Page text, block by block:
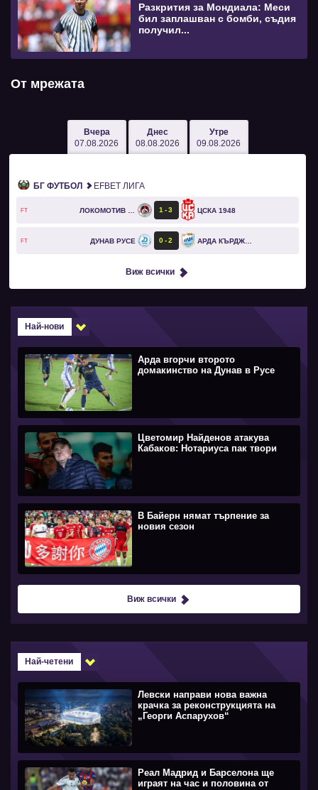
Разкрития за Мондиала: Меси
бил заплашван с бомби, съдия
получил...
От мрежата
Вчера
07.08.2026
Днес
08.08.2026
Утре
09.08.2026
БГ ФУТБОЛ EFBET ЛИГА
FT 1 3 ЦСКА 1948
FT ДУНАВ РУСЕ 0 2 АРДА КЪРДЖАЛИ
Виж всички
Най-нови
Арда вгорчи второто
домакинство на Дунав в Русе
Цветомир Найденов атакува
Кабаков: Нотариуса пак твори
В Байерн нямат търпение за
новия сезон
Виж всички
Най-четени
Левски направи нова важна
крачка за реконструкцията на
„Георги Аспарухов“
Реал Мадрид и Барселона ще
играят на час и половина от